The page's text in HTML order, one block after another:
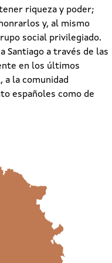
riqueza y poder;
y, al mismo
social privilegiado.
Santiago a través de las
en los últimos
la comunidad
españoles como de